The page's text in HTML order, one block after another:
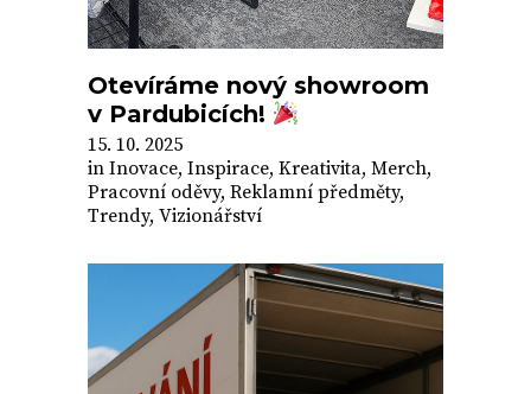
Otevíráme nový showroom
v Pardubicích!
15. 10. 2025
in Inovace, Inspirace, Kreativita, Merch,
Pracovní oděvy, Reklamní předměty,
Trendy, Vizionářství